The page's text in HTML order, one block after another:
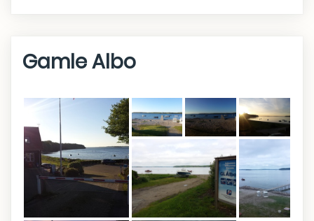
Gamle Albo